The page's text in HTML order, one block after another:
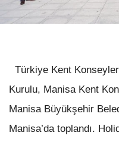
Türkiye Kent
Kurulu, Manisa Kent
Manisa Büyükşehir
Manisa’da toplandı.